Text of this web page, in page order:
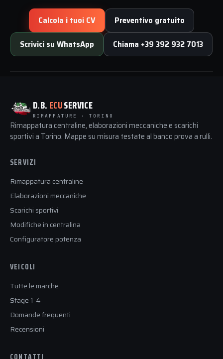
Calcola i tuoi CV Preventivo gratuito
Scrivici su WhatsApp Chiama +39 392 932 7013
D.B. ECUSERVICE
RIMAPPATURE · TORINO
Rimappatura centraline, elaborazioni meccaniche e scarichi
sportivi a Torino. Mappe su misura testate al banco prova a rulli.
SERVIZI
Rimappatura centraline
Elaborazioni meccaniche
Scarichi sportivi
Modifiche in centralina
Configuratore potenza
VEICOLI
Tutte le marche
Stage 1-4
Domande frequenti
Recensioni